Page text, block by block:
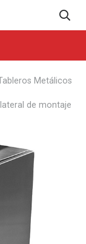
Metálicos
de montaje